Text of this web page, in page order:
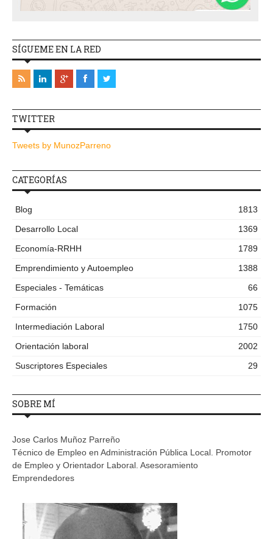
SÍGUEME EN LA RED
TWITTER
Tweets by MunozParreno
CATEGORÍAS
Blog
1813
Desarrollo Local
1369
Economía-RRHH
1789
Emprendimiento y Autoempleo
1388
Especiales - Temáticas
66
Formación
1075
Intermediación Laboral
1750
Orientación laboral
2002
Suscriptores Especiales
29
SOBRE MÍ
Jose Carlos Muñoz Parreño
Técnico de Empleo en Administración Pública Local. Promotor
de Empleo y Orientador Laboral. Asesoramiento
Emprendedores